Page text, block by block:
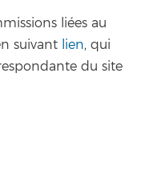
liées au
suivant lien, qui
du site